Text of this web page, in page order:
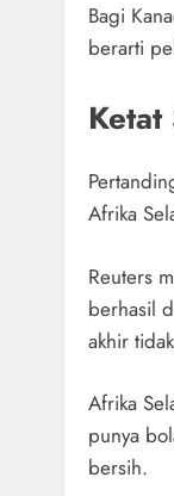
Bagi
berarti
Afrika
Reuters
berhasil
akhir
Afrika
punya
bersih.